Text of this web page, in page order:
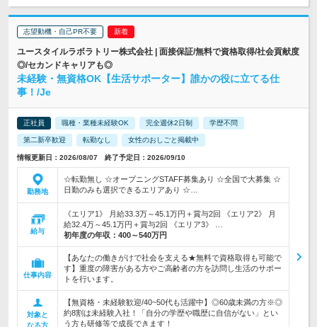
志望動機・自己PR不要
ユースタイルラボラトリー株式会社 | 面接保証/無料で資格取得/社会貢献度
◎/セカンドキャリアも◎
未経験・無資格OK【生活サポーター】誰かの役に立てる仕
事！/Je
正社員 職種・業種未経験OK 完全週休2日制 学歴不問
第二新卒歓迎 転勤なし 女性のおしごと掲載中
情報更新日：2026/08/07 終了予定日：2026/09/10
勤務地
☆転勤無し ☆オープニングSTAFF募集あり ☆全国で大募集 ☆
日勤のみも選択できるエリアあり ☆…
給与
《エリア1》 月給33.3万～45.1万円＋賞与2回 《エリア2》 月
給32.4万～45.1万円＋賞与2回 《エリア3》 …
初年度の年収： 400～540万円
仕事内容
【あなたの働きがけで社会を支える★無料で資格取得も可能で
す】重度の障害がある方やご高齢者の方を訪問し生活のサポー
トを行います。
対象と
なる方
【無資格・未経験歓迎/40~50代も活躍中】◎60歳未満の方※◎
約8割は未経験入社！「自分の学歴や職歴に自信がない」とい
う方も研修等で成長できます！